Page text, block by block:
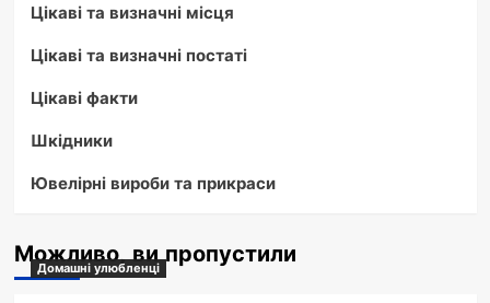
Цікаві та визначні місця
Цікаві та визначні постаті
Цікаві факти
Шкідники
Ювелірні вироби та прикраси
Можливо, ви пропустили
Домашні улюбленці